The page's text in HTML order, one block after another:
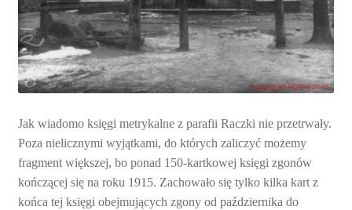
Jak wiadomo księgi metrykalne z parafii Raczki nie przetrwały.
Poza nielicznymi wyjątkami, do których zaliczyć możemy
fragment większej, bo ponad 150-kartkowej księgi zgonów
kończącej się na roku 1915. Zachowało się tylko kilka kart z
końca tej księgi obejmujących zgony od października do